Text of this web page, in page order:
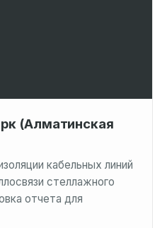
(Алматинская
кабельных линий
стеллажного
отчета для